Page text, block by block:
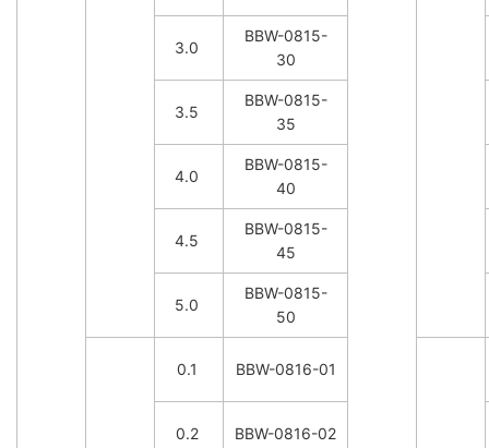
3.0
BBW-0815-
30
3.5
BBW-0815-
35
4.0
BBW-0815-
40
4.5
BBW-0815-
45
5.0
BBW-0815-
50
0.1 BBW-0816-01
0.2 BBW-0816-02